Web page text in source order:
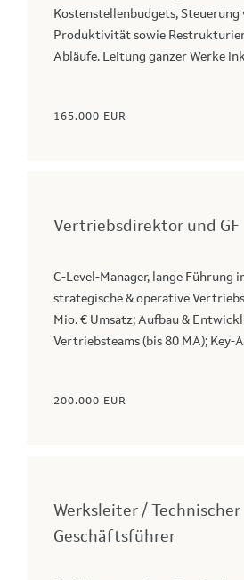
Kostenstellenbudgets, Steuerung
Produktivität sowie
Abläufe. Leitung ganzer Werke
165.000 EUR
Vertriebsdirektor und GF
C-Level-Manager, lange Führung
strategische & operative
Mio. € Umsatz; Aufbau &
Vertriebsteams (bis 80 MA);
200.000 EUR
Werksleiter / Technischer
Geschäftsführer